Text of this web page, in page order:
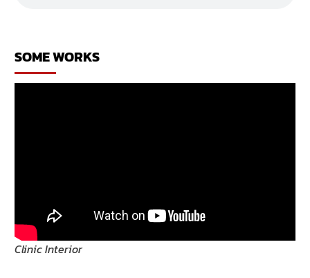
SOME WORKS
Clinic Interior